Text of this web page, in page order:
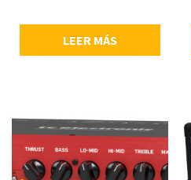
LEER MÁS